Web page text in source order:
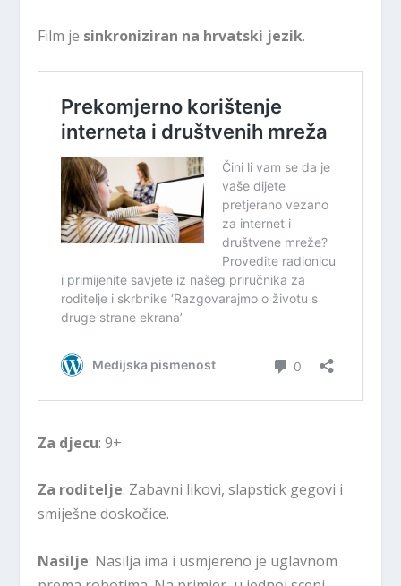
Film je sinkroniziran na hrvatski jezik.
Za djecu: 9+
Za roditelje: Zabavni likovi, slapstick gegovi i
smiješne doskočice.
Nasilje: Nasilja ima i usmjereno je uglavnom